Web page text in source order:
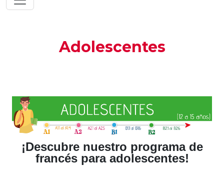
Adolescentes
¡Descubre nuestro programa de
francés para adolescentes!